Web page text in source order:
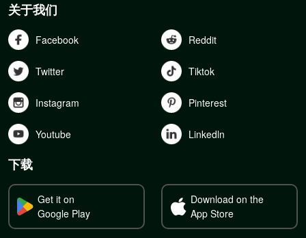
关于我们
Facebook Reddit
Twitter Tiktok
Instagram Pinterest
Youtube Linkedln
下载
Get it on
Google Play
Download on the
App Store